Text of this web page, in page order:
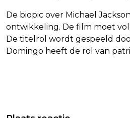
De biopic over Michael
ontwikkeling. De film moet
De titelrol wordt gespeeld
Domingo heeft de rol van